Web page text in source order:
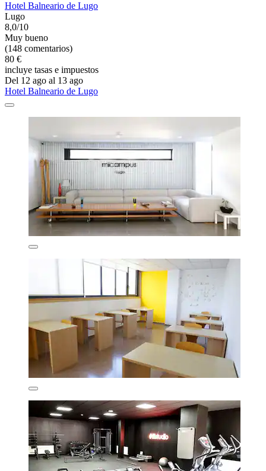
Hotel Balneario de Lugo
Lugo
8,0/10
Muy bueno
(148 comentarios)
80 €
incluye tasas e impuestos
Del 12 ago al 13 ago
Hotel Balneario de Lugo